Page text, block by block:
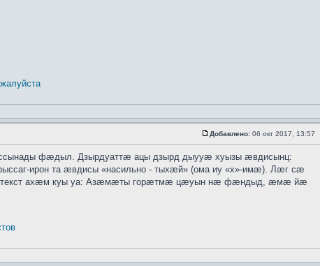
Добавлено: 06 окт 2017, 13:57
фӕдыл. Дзырдуаттӕ ацы дзырд дыууӕ хуызы ӕвдисынц:
ирон та ӕвдисы «насильно - тыхӕй» (ома иу «х»-имӕ). Лӕг сӕ
ахӕм куы уа: Азӕмӕты горӕтмӕ цӕуын нӕ фӕндыд, ӕмӕ йӕ